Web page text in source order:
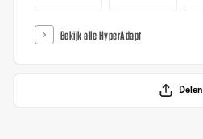
Bekijk alle HyperAdapt
Delen